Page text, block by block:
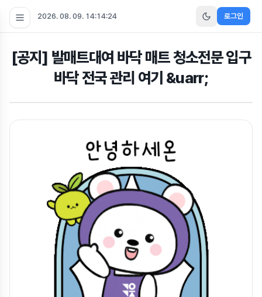
2026. 08. 09. 14:14:24 로그인
[공지] 발매트대여 바닥 매트 청소전문 입구
바닥 전국 관리 여기 &uarr;